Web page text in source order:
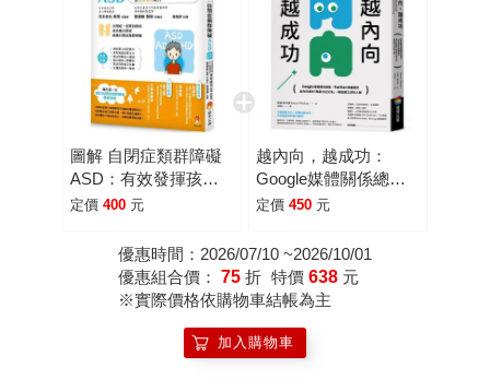
圖解 自閉症類群障礙
ASD：有效發揮孩子
潛能、改善人際關係及
定價 400 元
越內向，越成功：
Google媒體關係總
監、Twitter總編親授，
交法」，輕鬆建立深刻
人脈
定價 450 元
優惠時間：2026/07/10 ~2026/10/01
優惠組合價： 75 折 特價 638 元
※實際價格依購物車結帳為主
加入購物車